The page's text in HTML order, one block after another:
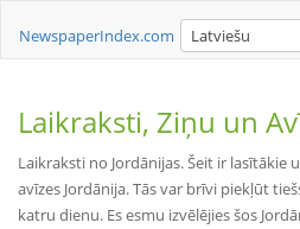
NewspaperIndex.com Latviešu
Laikraksti, Ziņu un
Laikraksti no Jordānijas. Šeit ir lasītākie
avīzes Jordānija. Tās var brīvi piekļūt
katru dienu. Es esmu izvēlējies šos